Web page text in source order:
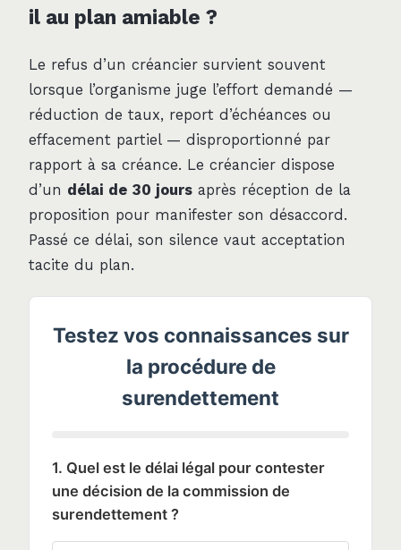
il au plan amiable ?
Le refus d’un créancier survient souvent
lorsque l’organisme juge l’effort demandé —
réduction de taux, report d’échéances ou
effacement partiel — disproportionné par
rapport à sa créance. Le créancier dispose
d’un délai de 30 jours après réception de la
proposition pour manifester son désaccord.
Passé ce délai, son silence vaut acceptation
tacite du plan.
Testez vos connaissances sur
la procédure de
surendettement
1. Quel est le délai légal pour contester
une décision de la commission de
surendettement ?